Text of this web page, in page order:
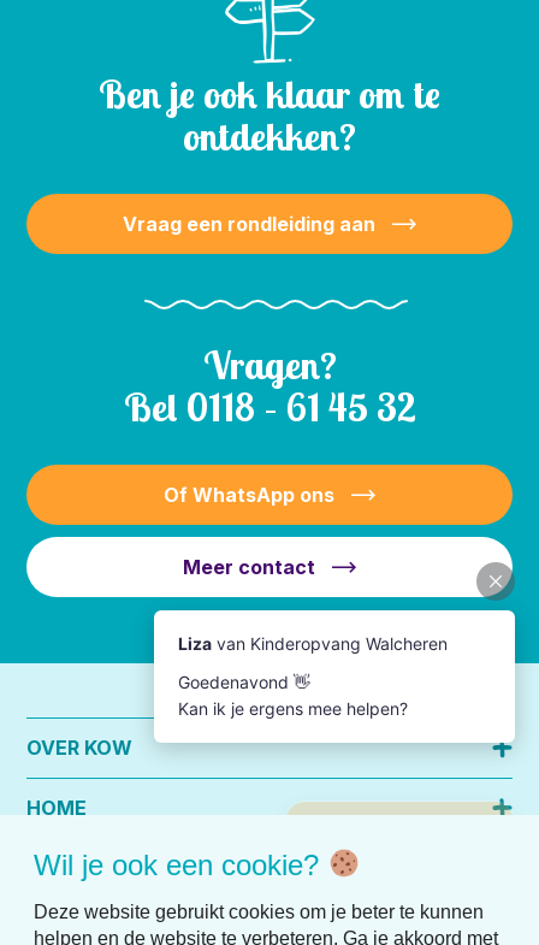
Ben je ook klaar om te
ontdekken?
Vraag een rondleiding aan
Vragen?
Bel 0118 – 61 45 32
Of WhatsApp ons
Meer contact
OVER KOW
HOME
PRAKTISCHE INFO
Wil je ook een cookie?
Deze website gebruikt cookies om je beter te kunnen
helpen en de website te verbeteren. Ga je akkoord met